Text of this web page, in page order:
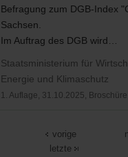
Befragung zum DGB-Index
Sachsen.
Im Auftrag des DGB wird…
Staatsministerium für
Energie und Klimaschutz
1. Auflage, 31.10.2025,
vorige
letzte